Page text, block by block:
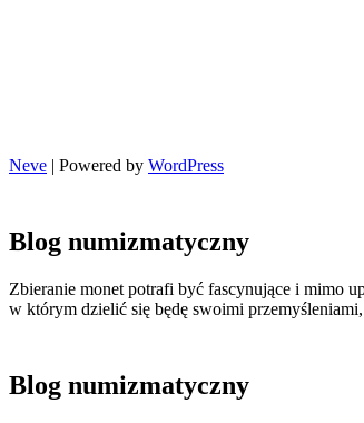
Neve | Powered by WordPress
Blog numizmatyczny
Zbieranie monet potrafi być fascynujące i mimo
w którym dzielić się będę swoimi
Blog numizmatyczny